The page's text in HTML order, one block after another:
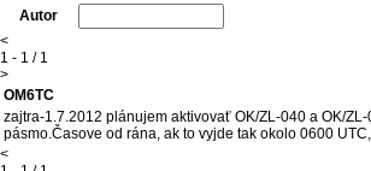
Autor
<
1 - 1 / 1
>
OM6TC
zajtra-1.7.2012 plánujem aktivovať OK/ZL-040 a OK/
pásmo.Časove od rána, ak to vyjde tak okolo 0600
<